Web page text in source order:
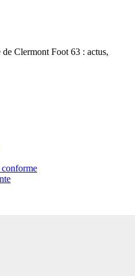
Clermont Foot 63 : actus,